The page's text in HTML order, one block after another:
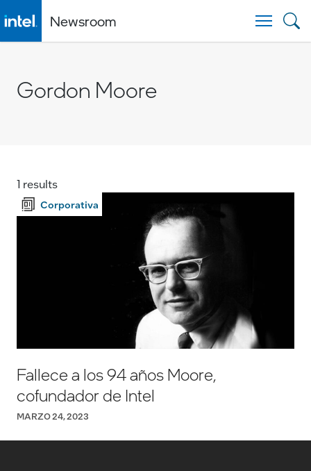
Newsroom
Gordon Moore
1 results
Corporativa
Fallece a los 94 años Moore,
cofundador de Intel
MARZO 24, 2023